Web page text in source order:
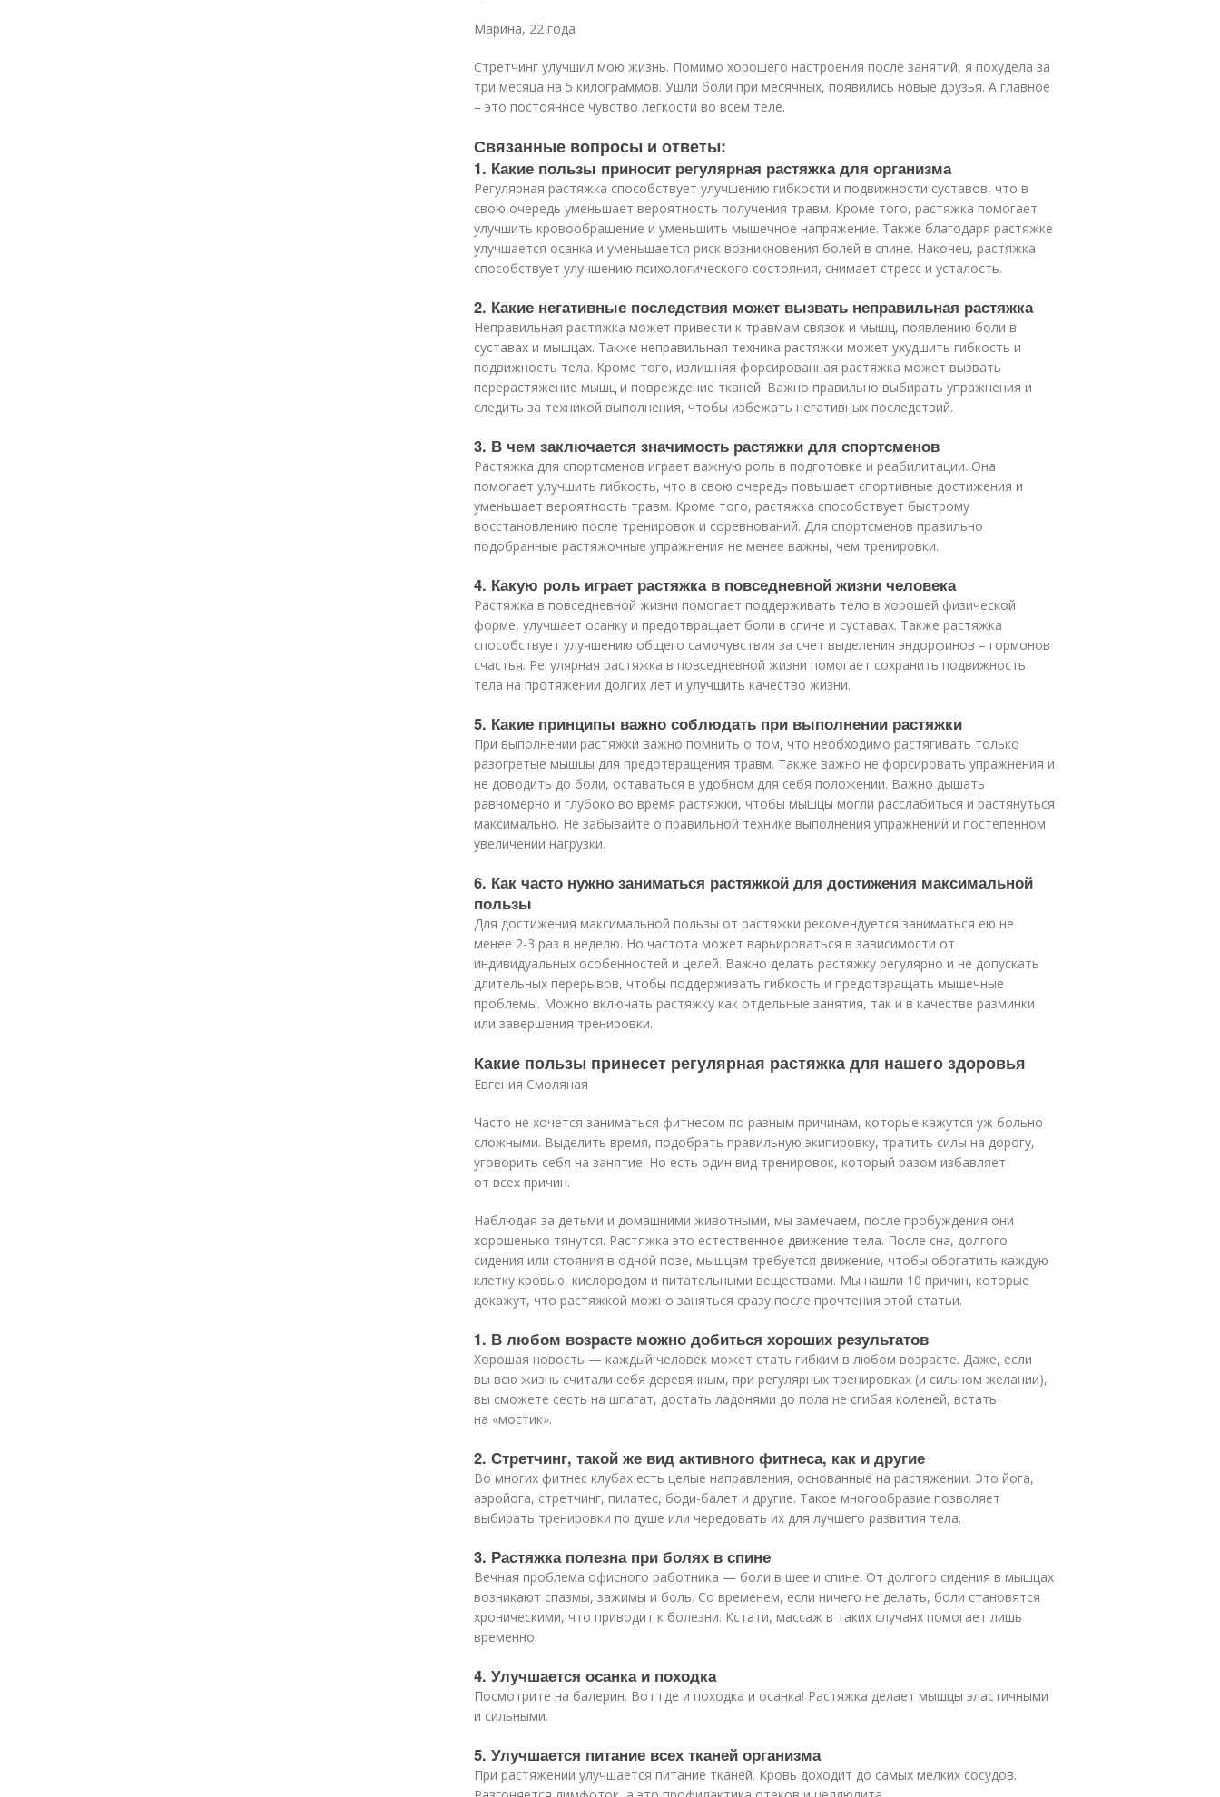
Марина, 22 года
Стретчинг улучшил мою жизнь. Помимо хорошего настроения после занятий, я похудела за
три месяца на 5 килограммов. Ушли боли при месячных, появились новые друзья. А главное
– это постоянное чувство легкости во всем теле.
Связанные вопросы и ответы:
1. Какие пользы приносит регулярная растяжка для организма
Регулярная растяжка способствует улучшению гибкости и подвижности суставов, что в
свою очередь уменьшает вероятность получения травм. Кроме того, растяжка помогает
улучшить кровообращение и уменьшить мышечное напряжение. Также благодаря растяжке
улучшается осанка и уменьшается риск возникновения болей в спине. Наконец, растяжка
способствует улучшению психологического состояния, снимает стресс и усталость.
2. Какие негативные последствия может вызвать неправильная растяжка
Неправильная растяжка может привести к травмам связок и мышц, появлению боли в
суставах и мышцах. Также неправильная техника растяжки может ухудшить гибкость и
подвижность тела. Кроме того, излишняя форсированная растяжка может вызвать
перерастяжение мышц и повреждение тканей. Важно правильно выбирать упражнения и
следить за техникой выполнения, чтобы избежать негативных последствий.
3. В чем заключается значимость растяжки для спортсменов
Растяжка для спортсменов играет важную роль в подготовке и реабилитации. Она
помогает улучшить гибкость, что в свою очередь повышает спортивные достижения и
уменьшает вероятность травм. Кроме того, растяжка способствует быстрому
восстановлению после тренировок и соревнований. Для спортсменов правильно
подобранные растяжочные упражнения не менее важны, чем тренировки.
4. Какую роль играет растяжка в повседневной жизни человека
Растяжка в повседневной жизни помогает поддерживать тело в хорошей физической
форме, улучшает осанку и предотвращает боли в спине и суставах. Также растяжка
способствует улучшению общего самочувствия за счет выделения эндорфинов – гормонов
счастья. Регулярная растяжка в повседневной жизни помогает сохранить подвижность
тела на протяжении долгих лет и улучшить качество жизни.
5. Какие принципы важно соблюдать при выполнении растяжки
При выполнении растяжки важно помнить о том, что необходимо растягивать только
разогретые мышцы для предотвращения травм. Также важно не форсировать упражнения и
не доводить до боли, оставаться в удобном для себя положении. Важно дышать
равномерно и глубоко во время растяжки, чтобы мышцы могли расслабиться и растянуться
максимально. Не забывайте о правильной технике выполнения упражнений и постепенном
увеличении нагрузки.
6. Как часто нужно заниматься растяжкой для достижения максимальной
пользы
Для достижения максимальной пользы от растяжки рекомендуется заниматься ею не
менее 2-3 раз в неделю. Но частота может варьироваться в зависимости от
индивидуальных особенностей и целей. Важно делать растяжку регулярно и не допускать
длительных перерывов, чтобы поддерживать гибкость и предотвращать мышечные
проблемы. Можно включать растяжку как отдельные занятия, так и в качестве разминки
или завершения тренировки.
Какие пользы принесет регулярная растяжка для нашего здоровья
Евгения Смоляная
Часто не хочется заниматься фитнесом по разным причинам, которые кажутся уж больно
сложными. Выделить время, подобрать правильную экипировку, тратить силы на дорогу,
уговорить себя на занятие. Но есть один вид тренировок, который разом избавляет
от всех причин.
Наблюдая за детьми и домашними животными, мы замечаем, после пробуждения они
хорошенько тянутся. Растяжка это естественное движение тела. После сна, долгого
сидения или стояния в одной позе, мышцам требуется движение, чтобы обогатить каждую
клетку кровью, кислородом и питательными веществами. Мы нашли 10 причин, которые
докажут, что растяжкой можно заняться сразу после прочтения этой статьи.
1. В любом возрасте можно добиться хороших результатов
Хорошая новость — каждый человек может стать гибким в любом возрасте. Даже, если
вы всю жизнь считали себя деревянным, при регулярных тренировках (и сильном желании),
вы сможете сесть на шпагат, достать ладонями до пола не сгибая коленей, встать
на «мостик».
2. Стретчинг, такой же вид активного фитнеса, как и другие
Во многих фитнес клубах есть целые направления, основанные на растяжении. Это йога,
аэройога, стретчинг, пилатес, боди-балет и другие. Такое многообразие позволяет
выбирать тренировки по душе или чередовать их для лучшего развития тела.
3. Растяжка полезна при болях в спине
Вечная проблема офисного работника — боли в шее и спине. От долгого сидения в мышцах
возникают спазмы, зажимы и боль. Со временем, если ничего не делать, боли становятся
хроническими, что приводит к болезни. Кстати, массаж в таких случаях помогает лишь
временно.
4. Улучшается осанка и походка
Посмотрите на балерин. Вот где и походка и осанка! Растяжка делает мышцы эластичными
и сильными.
5. Улучшается питание всех тканей организма
При растяжении улучшается питание тканей. Кровь доходит до самых мелких сосудов.